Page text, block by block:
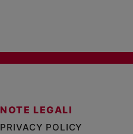
NOTE LEGALI
PRIVACY POLICY